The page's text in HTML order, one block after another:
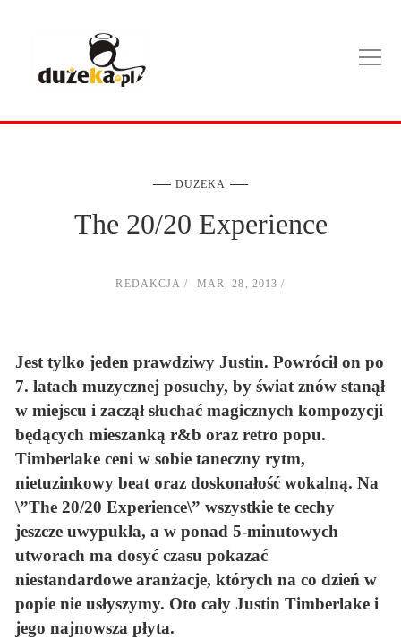
DUZEKA
The 20/20 Experience
REDAKCJA MAR, 28, 2013
Jest tylko jeden prawdziwy Justin. Powrócił on po
7. latach muzycznej posuchy, by świat znów stanął
w miejscu i zaczął słuchać magicznych kompozycji
będących mieszanką r&b oraz retro popu.
Timberlake ceni w sobie taneczny rytm,
nietuzinkowy beat oraz doskonałość wokalną. Na
\”The 20/20 Experience\” wszystkie te cechy
jeszcze uwypukla, a w ponad 5-minutowych
utworach ma dosyć czasu pokazać
niestandardowe aranżacje, których na co dzień w
popie nie usłyszymy. Oto cały Justin Timberlake i
jego najnowsza płyta.